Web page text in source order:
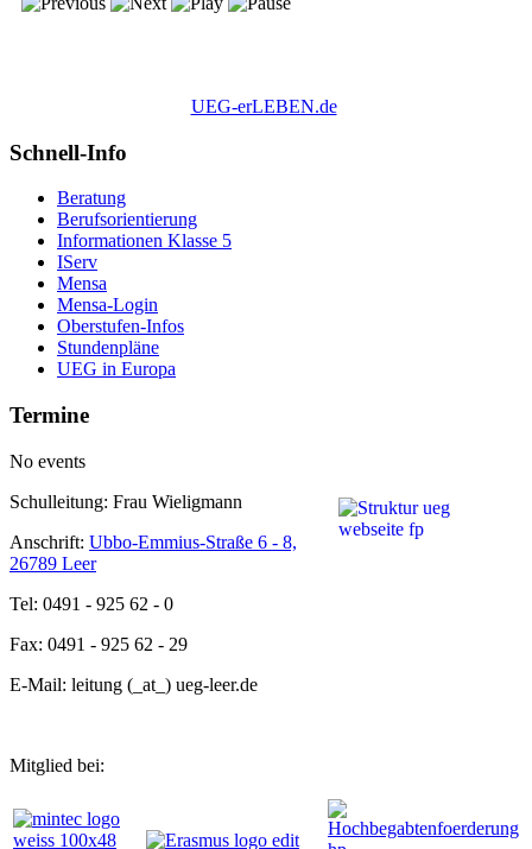
UEG-erLEBEN.de
Schnell-Info
Beratung
Berufsorientierung
Informationen Klasse 5
IServ
Mensa
Mensa-Login
Oberstufen-Infos
Stundenpläne
UEG in Europa
Termine
No events
Schulleitung: Frau Wieligmann
Anschrift: Ubbo-Emmius-Straße 6 - 8,
26789 Leer
Tel: 0491 - 925 62 - 0
Fax: 0491 - 925 62 - 29
E-Mail: leitung (_at_) ueg-leer.de
Mitglied bei: